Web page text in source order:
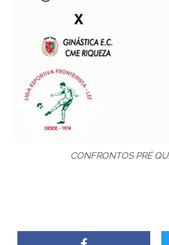
CONFRONTOS PRÉ